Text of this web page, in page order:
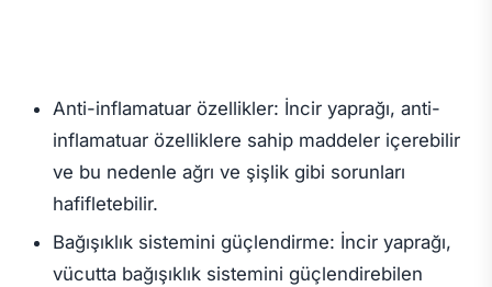
Anti-inflamatuar özellikler: İncir yaprağı, anti-
inflamatuar özelliklere sahip maddeler içerebilir
ve bu nedenle ağrı ve şişlik gibi sorunları
hafifletebilir.
Bağışıklık sistemini güçlendirme: İncir yaprağı,
vücutta bağışıklık sistemini güçlendirebilen